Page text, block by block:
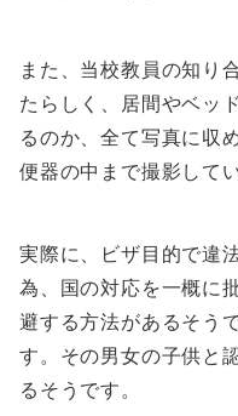
また、当校教員の知り
たらしく、居間やベッ
るのか、全て写真に収
便器の中まで撮影して
実際に、ビザ目的で違
為、国の対応を一概に
避する方法があるそう
す。その男女の子供と
るそうです。